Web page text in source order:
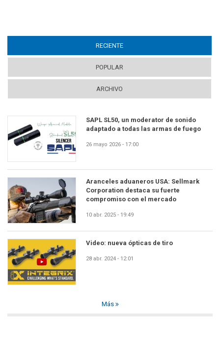
RECIENTE
POPULAR
ARCHIVO
SAPL SL50, un moderator de sonido
adaptado a todas las armas de fuego
26 mayo 2026 - 17:00
Aranceles aduaneros USA: Sellmark
Corporation destaca su fuerte
compromiso con el mercado
10 abr. 2025 - 19:49
Video: nueva ópticas de tiro
28 abr. 2024 - 12:01
Más